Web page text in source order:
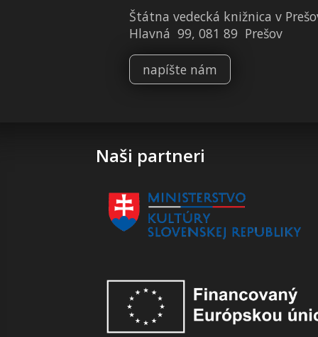
Štátna vedecká knižnica v
Hlavná 99, 081 89 Prešov
napíšte nám
Naši partneri